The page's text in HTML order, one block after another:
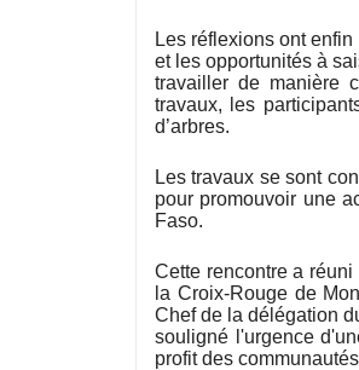
Les réflexions ont
et les opportunités à
travailler de manière
travaux, les
d’arbres.
Les travaux se sont
pour promouvoir une
Faso.
Cette rencontre a
la Croix-Rouge de
Chef de la délégation
souligné l'urgence
profit des